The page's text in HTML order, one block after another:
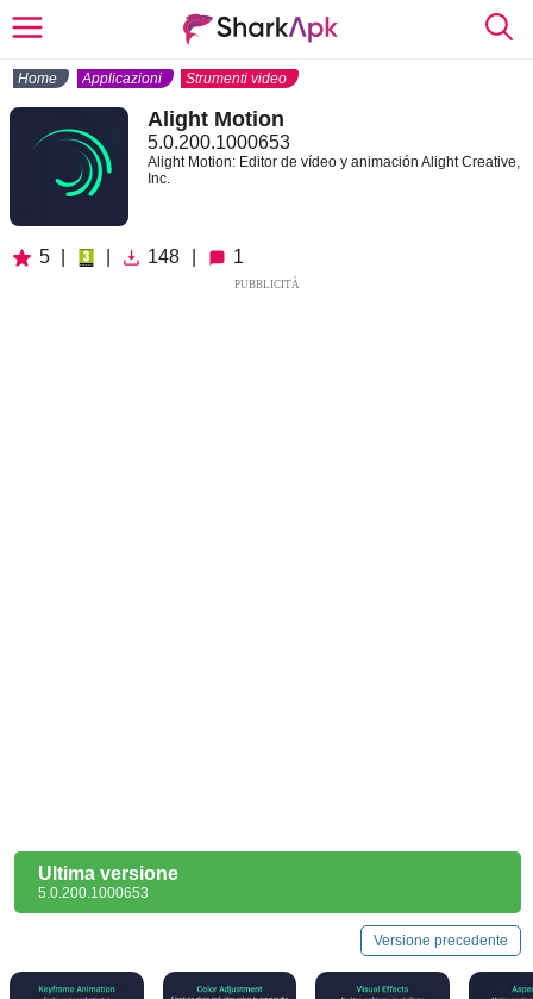
Home Applicazioni Strumenti video
Alight Motion
5.0.200.1000653
Alight Motion: Editor de vídeo y animación Alight Creative,
Inc.
5 148 1
PUBBLICITÀ
Ultima versione
5.0.200.1000653
Versione precedente